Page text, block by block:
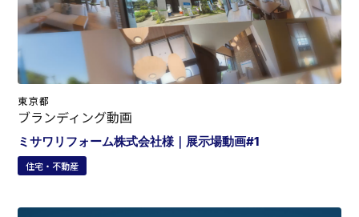
東京都
ブランディング動画
ミサワリフォーム株式会社様｜展示場動画#1
住宅・不動産